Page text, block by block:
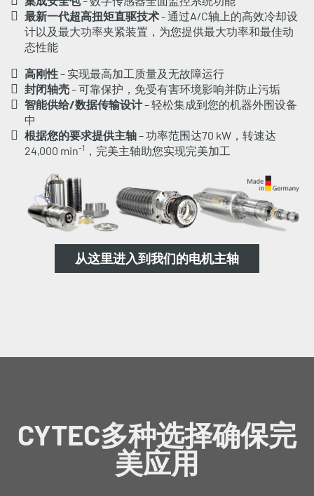
最新一代超高扭矩直驱技术- 通过A/C轴上的高效冷却设
计以及最大功率夹紧装置，为您提供最大功率和最佳动
态性能
高刚性– 实现最高加工质量及无故障运行
封闭轴壳– 可靠保护，免受有害环境影响并防止污垢
智能供给/数据传输设计– 轻松集成到您的机器外围设备
中
根据您的要求提供主轴– 功率范围达70 kW，转速达
24,000 min-1 ，完美主轴助您实现完美加工
从这里进入到我们的电机主轴
CYTEC多种选择确保完
美应用